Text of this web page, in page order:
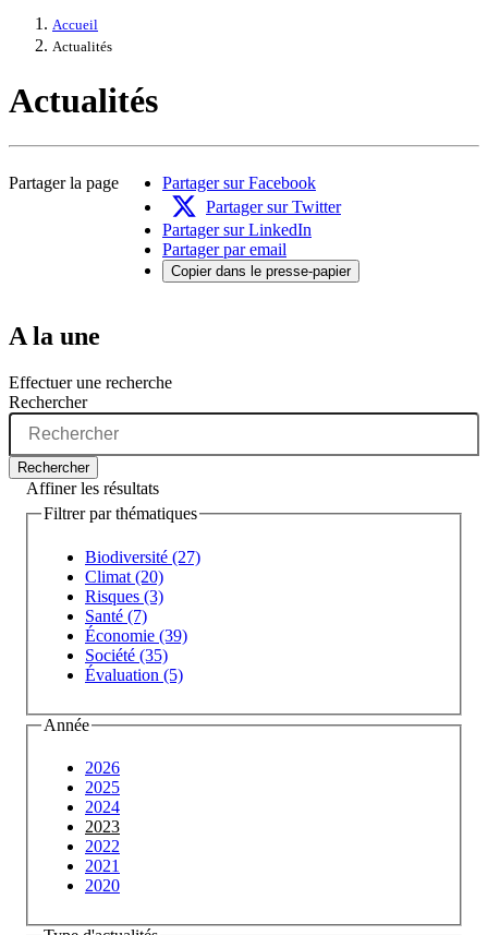
Accueil
Actualités
Actualités
Partager la page
Partager sur Facebook
Partager sur Twitter
Partager sur LinkedIn
Partager par email
Copier dans le presse-papier
A la une
Effectuer une recherche
Rechercher
Rechercher
Affiner les résultats
Filtrer par thématiques
Biodiversité (27)
Climat (20)
Risques (3)
Santé (7)
Économie (39)
Société (35)
Évaluation (5)
Année
2026
2025
2024
2023
2022
2021
2020